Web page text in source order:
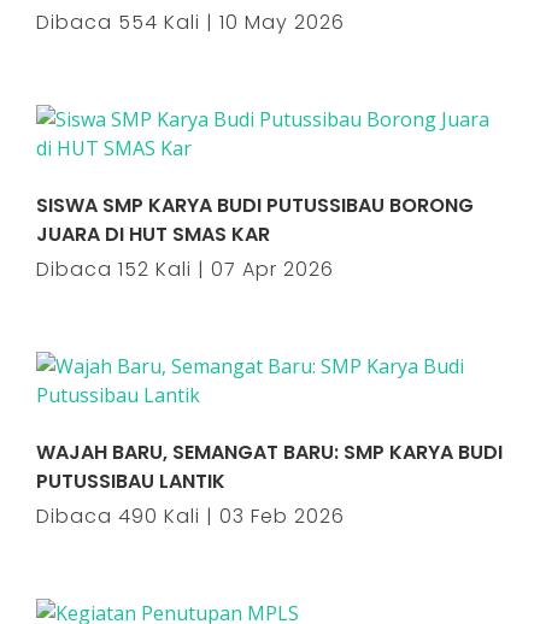
Dibaca 554 Kali | 10 May 2026
SISWA SMP KARYA BUDI PUTUSSIBAU BORONG
JUARA DI HUT SMAS KAR
Dibaca 152 Kali | 07 Apr 2026
WAJAH BARU, SEMANGAT BARU: SMP KARYA BUDI
PUTUSSIBAU LANTIK
Dibaca 490 Kali | 03 Feb 2026